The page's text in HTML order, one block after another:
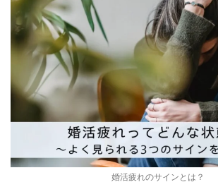
婚活疲れのサインとは？